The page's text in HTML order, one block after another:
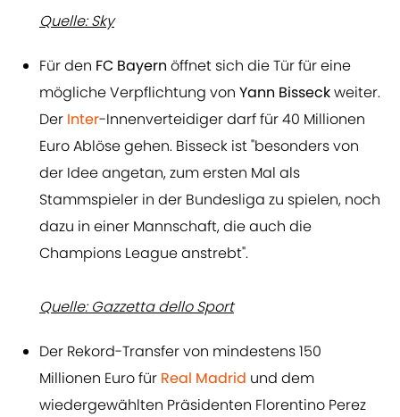
Quelle: Sky
Für den FC Bayern öffnet sich die Tür für eine
mögliche Verpflichtung von Yann Bisseckweiter.
Der Inter-Innenverteidiger darf für 40 Millionen
Euro Ablöse gehen. Bisseck ist "besonders von
der Idee angetan, zum ersten Mal als
Stammspieler in der Bundesliga zu spielen, noch
dazu in einer Mannschaft, die auch die
Champions League anstrebt".
Quelle: Gazzetta dello Sport
Der Rekord-Transfer von mindestens 150
Millionen Euro für Real Madrid und dem
wiedergewählten Präsidenten Florentino Perez